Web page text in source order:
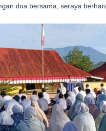
doa bersama, seraya